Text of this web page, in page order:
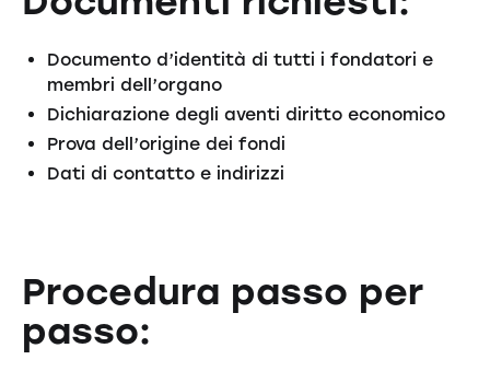
Documento d’identità di tutti i fondatori e
membri dell’organo
Dichiarazione degli aventi diritto economico
Prova dell’origine dei fondi
Dati di contatto e indirizzi
Procedura passo per
passo: